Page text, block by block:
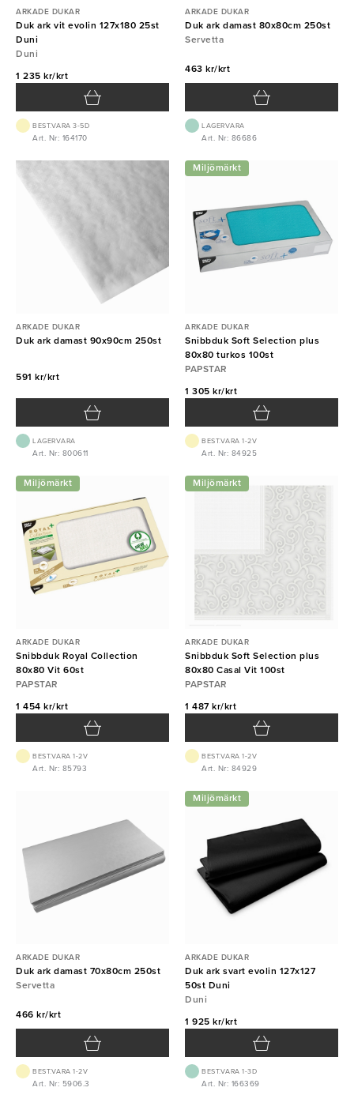
ARKADE DUKAR
Duk ark vit evolin 127x180 25st
Duni
Duni
1 235 kr/krt
BEST.VARA 3-5D
Art. Nr: 164170
ARKADE DUKAR
Duk ark damast 80x80cm 250st
Servetta
463 kr/krt
LAGERVARA
Art. Nr: 86686
ARKADE DUKAR
Duk ark damast 90x90cm 250st
591 kr/krt
LAGERVARA
Art. Nr: 800611
Miljömärkt
ARKADE DUKAR
Snibbduk Soft Selection plus
80x80 turkos 100st
PAPSTAR
1 305 kr/krt
BEST.VARA 1-2V
Art. Nr: 84925
Miljömärkt
ARKADE DUKAR
Snibbduk Royal Collection
80x80 Vit 60st
PAPSTAR
1 454 kr/krt
BEST.VARA 1-2V
Art. Nr: 85793
Miljömärkt
ARKADE DUKAR
Snibbduk Soft Selection plus
80x80 Casal Vit 100st
PAPSTAR
1 487 kr/krt
BEST.VARA 1-2V
Art. Nr: 84929
ARKADE DUKAR
Duk ark damast 70x80cm 250st
Servetta
466 kr/krt
BEST.VARA 1-2V
Art. Nr: 5906.3
Miljömärkt
ARKADE DUKAR
Duk ark svart evolin 127x127
50st Duni
Duni
1 925 kr/krt
BEST.VARA 1-3D
Art. Nr: 166369